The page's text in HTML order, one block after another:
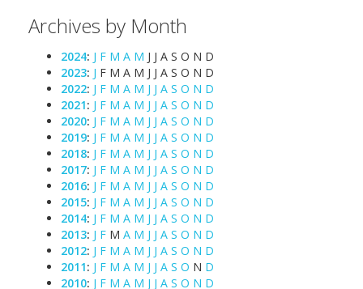
Archives by Month
2024: J F M A M J J A S O N D
2023: J F M A M J J A S O N D
2022: J F M A M J J A S O N D
2021: J F M A M J J A S O N D
2020: J F M A M J J A S O N D
2019: J F M A M J J A S O N D
2018: J F M A M J J A S O N D
2017: J F M A M J J A S O N D
2016: J F M A M J J A S O N D
2015: J F M A M J J A S O N D
2014: J F M A M J J A S O N D
2013: J F M A M J J A S O N D
2012: J F M A M J J A S O N D
2011: J F M A M J J A S O N D
2010: J F M A M J J A S O N D